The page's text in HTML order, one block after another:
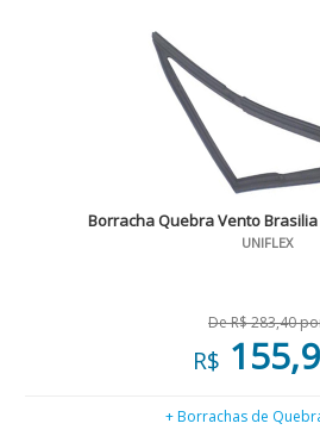
Borracha Quebra Vento Brasilia
UNIFLEX
De R$ 283,40
R$
+ Borrachas de